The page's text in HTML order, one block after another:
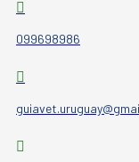
099698986